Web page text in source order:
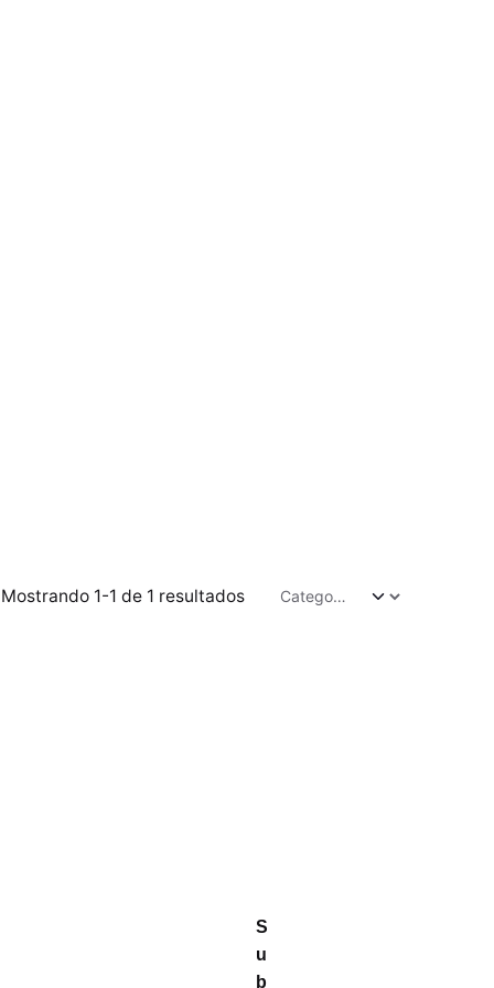
Mostrando 1-1 de 1 resultados
S
u
b